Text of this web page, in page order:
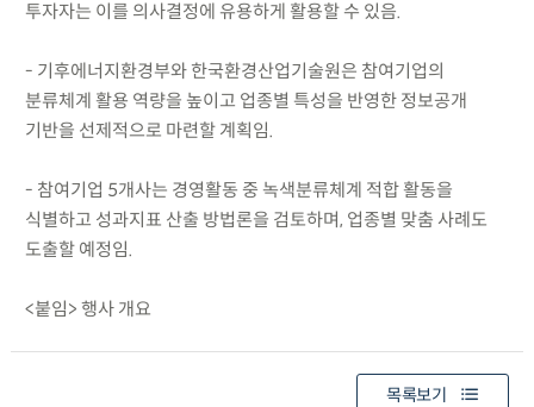
투자자는 이를 의사결정에 유용하게 활용할 수 있음.
- 기후에너지환경부와 한국환경산업기술원은 참여기업의
분류체계 활용 역량을 높이고 업종별 특성을 반영한 정보공개
기반을 선제적으로 마련할 계획임.
- 참여기업 5개사는 경영활동 중 녹색분류체계 적합 활동을
식별하고 성과지표 산출 방법론을 검토하며, 업종별 맞춤 사례도
도출할 예정임.
<붙임> 행사 개요
목록보기